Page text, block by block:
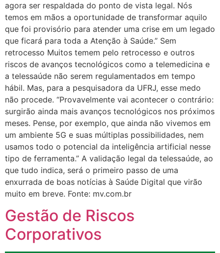
agora ser respaldada do ponto de vista legal. Nós
temos em mãos a oportunidade de transformar aquilo
que foi provisório para atender uma crise em um legado
que ficará para toda a Atenção à Saúde.” Sem
retrocesso Muitos temem pelo retrocesso e outros
riscos de avanços tecnológicos como a telemedicina e
a telessaúde não serem regulamentados em tempo
hábil. Mas, para a pesquisadora da UFRJ, esse medo
não procede. “Provavelmente vai acontecer o contrário:
surgirão ainda mais avanços tecnológicos nos próximos
meses. Pense, por exemplo, que ainda não vivemos em
um ambiente 5G e suas múltiplas possibilidades, nem
usamos todo o potencial da inteligência artificial nesse
tipo de ferramenta.” A validação legal da telessaúde, ao
que tudo indica, será o primeiro passo de uma
enxurrada de boas notícias à Saúde Digital que virão
muito em breve. Fonte: mv.com.br
Gestão de Riscos
Corporativos